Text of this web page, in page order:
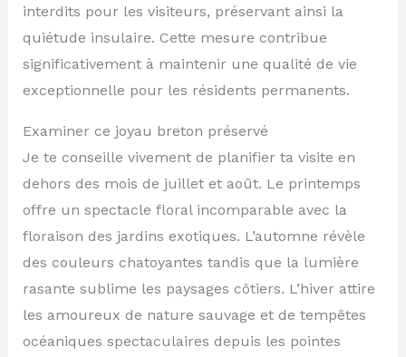
interdits pour les visiteurs, préservant ainsi la
quiétude insulaire. Cette mesure contribue
significativement à maintenir une qualité de vie
exceptionnelle pour les résidents permanents.
Examiner ce joyau breton préservé
Je te conseille vivement de planifier ta visite en
dehors des mois de juillet et août. Le printemps
offre un spectacle floral incomparable avec la
floraison des jardins exotiques. L’automne révèle
des couleurs chatoyantes tandis que la lumière
rasante sublime les paysages côtiers. L’hiver attire
les amoureux de nature sauvage et de tempêtes
océaniques spectaculaires depuis les pointes